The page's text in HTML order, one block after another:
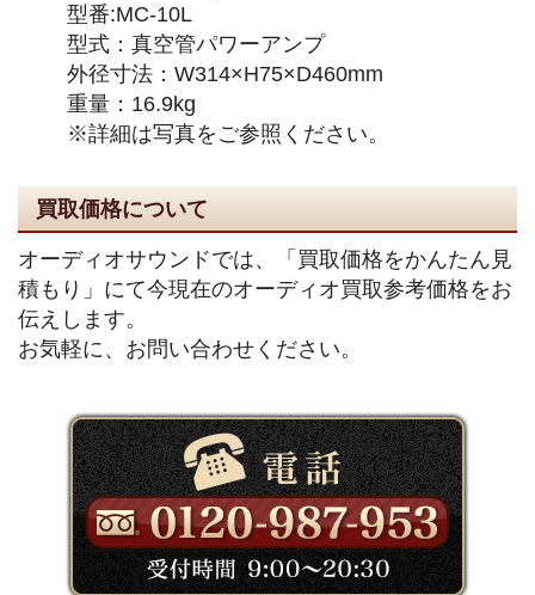
型番:MC-10L
型式：真空管パワーアンプ
外径寸法：W314×H75×D460mm
重量：16.9kg
※詳細は写真をご参照ください。
買取価格について
オーディオサウンドでは、「買取価格をかんたん見
積もり」にて今現在のオーディオ買取参考価格をお
伝えします。
お気軽に、お問い合わせください。